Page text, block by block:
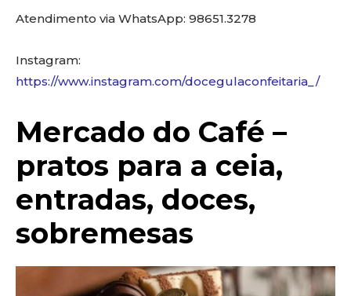
Atendimento via WhatsApp: 98651.3278
Instagram:
https://www.instagram.com/docegulaconfeitaria_/
Mercado do Café –
pratos para a ceia,
entradas, doces,
sobremesas